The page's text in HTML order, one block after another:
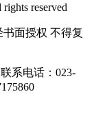
reserved
面授权 不得复
联系电话：023-